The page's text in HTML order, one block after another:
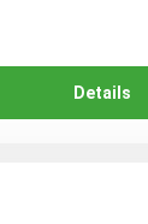
Details